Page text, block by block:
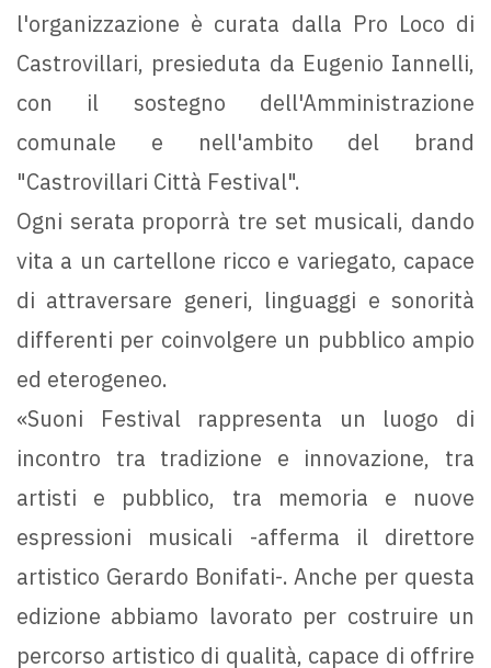
l'organizzazione è curata dalla Pro Loco di
Castrovillari, presieduta da Eugenio Iannelli,
con il sostegno dell'Amministrazione
comunale e nell'ambito del brand
"Castrovillari Città Festival".
Ogni serata proporrà tre set musicali, dando
vita a un cartellone ricco e variegato, capace
di attraversare generi, linguaggi e sonorità
differenti per coinvolgere un pubblico ampio
ed eterogeneo.
«Suoni Festival rappresenta un luogo di
incontro tra tradizione e innovazione, tra
artisti e pubblico, tra memoria e nuove
espressioni musicali -afferma il direttore
artistico Gerardo Bonifati-. Anche per questa
edizione abbiamo lavorato per costruire un
percorso artistico di qualità, capace di offrire